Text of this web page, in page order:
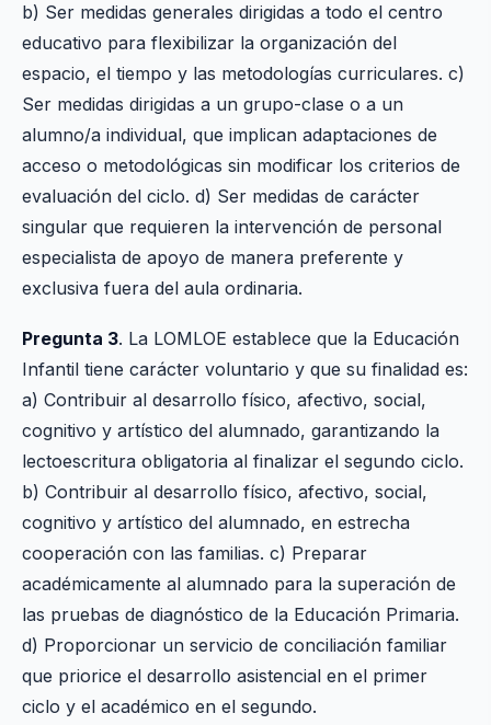
b) Ser medidas generales dirigidas a todo el centro
educativo para flexibilizar la organización del
espacio, el tiempo y las metodologías curriculares. c)
Ser medidas dirigidas a un grupo-clase o a un
alumno/a individual, que implican adaptaciones de
acceso o metodológicas sin modificar los criterios de
evaluación del ciclo. d) Ser medidas de carácter
singular que requieren la intervención de personal
especialista de apoyo de manera preferente y
exclusiva fuera del aula ordinaria.
Pregunta 3. La LOMLOE establece que la Educación
Infantil tiene carácter voluntario y que su finalidad es:
a) Contribuir al desarrollo físico, afectivo, social,
cognitivo y artístico del alumnado, garantizando la
lectoescritura obligatoria al finalizar el segundo ciclo.
b) Contribuir al desarrollo físico, afectivo, social,
cognitivo y artístico del alumnado, en estrecha
cooperación con las familias. c) Preparar
académicamente al alumnado para la superación de
las pruebas de diagnóstico de la Educación Primaria.
d) Proporcionar un servicio de conciliación familiar
que priorice el desarrollo asistencial en el primer
ciclo y el académico en el segundo.